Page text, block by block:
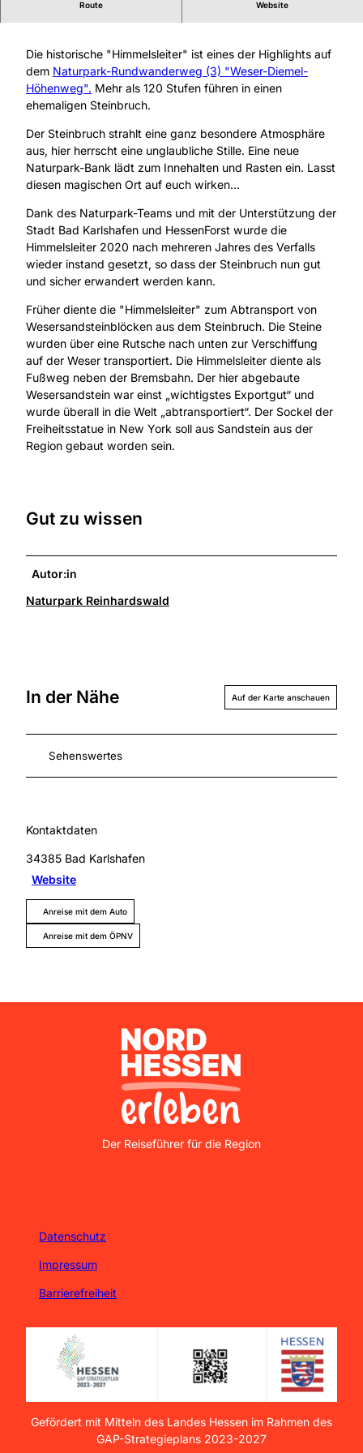
Route Website
Die historische "Himmelsleiter" ist eines der Highlights auf
dem Naturpark-Rundwanderweg (3) "Weser-Diemel-
Höhenweg". Mehr als 120 Stufen führen in einen
ehemaligen Steinbruch.
Der Steinbruch strahlt eine ganz besondere Atmosphäre
aus, hier herrscht eine unglaubliche Stille. Eine neue
Naturpark-Bank lädt zum Innehalten und Rasten ein. Lasst
diesen magischen Ort auf euch wirken...
Dank des Naturpark-Teams und mit der Unterstützung der
Stadt Bad Karlshafen und HessenForst wurde die
Himmelsleiter 2020 nach mehreren Jahres des Verfalls
wieder instand gesetzt, so dass der Steinbruch nun gut
und sicher erwandert werden kann.
Früher diente die "Himmelsleiter" zum Abtransport von
Wesersandsteinblöcken aus dem Steinbruch. Die Steine
wurden über eine Rutsche nach unten zur Verschiffung
auf der Weser transportiert. Die Himmelsleiter diente als
Fußweg neben der Bremsbahn. Der hier abgebaute
Wesersandstein war einst „wichtigstes Exportgut“ und
wurde überall in die Welt „abtransportiert“. Der Sockel der
Freiheitsstatue in New York soll aus Sandstein aus der
Region gebaut worden sein.
Gut zu wissen
Autor:in
Naturpark Reinhardswald
In der Nähe Auf der Karte anschauen
Sehenswertes
Kontaktdaten
34385 Bad Karlshafen
Website
Anreise mit dem Auto
Anreise mit dem ÖPNV
Nordhessen Erleben
Der Reiseführer für die Region
Datenschutz
Impressum
Barrierefreiheit
Gefördert mit Mitteln des Landes Hessen im Rahmen des
GAP-Strategieplans 2023-2027